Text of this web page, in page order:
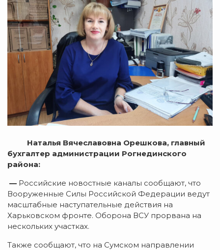
Наталья Вячеславовна Орешкова, главный
бухгалтер администрации Рогнединского
района:
— Российские новостные каналы сообщают, что
Вооруженные Силы Российской Федерации ведут
масштабные наступательные действия на
Харьковском фронте. Оборона ВСУ прорвана на
нескольких участках.
Также сообщают, что на Сумском направлении